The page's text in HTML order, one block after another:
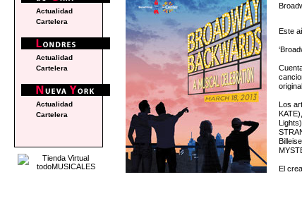
Este
Los
El
Actualidad
Cartelera
Actualidad
Cartelera
Actualidad
Cartelera